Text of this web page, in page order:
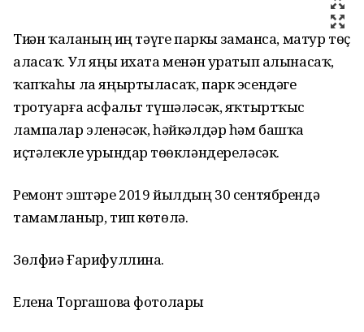
Тиҙҙән ҡаланың иң тәүге паркы заманса, матур төҫ
аласаҡ. Ул яңы ихата менән уратып алынасаҡ,
ҡапҡаһы ла яңыртыласаҡ, парк эсендәге
тротуарға асфальт түшәләсәк, яҡтыртҡыс
лампалар эленәсәк, һәйкәлдәр һәм башҡа
иҫтәлекле урындар төҙөкләндереләсәк.
Ремонт эштәре 2019 йылдың 30 сентябрендә
тамамланыр, тип көтөлә.
Зөлфиә Ғарифуллина.
Елена Торгашова фотолары